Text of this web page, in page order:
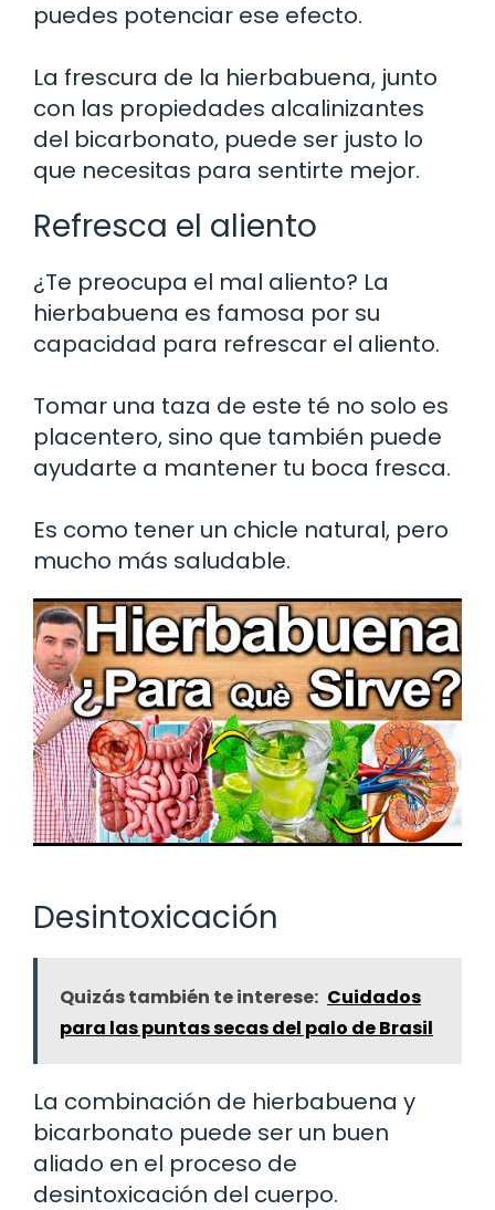
puedes potenciar ese efecto.
La frescura de la hierbabuena, junto
con las propiedades alcalinizantes
del bicarbonato, puede ser justo lo
que necesitas para sentirte mejor.
Refresca el aliento
¿Te preocupa el mal aliento? La
hierbabuena es famosa por su
capacidad para refrescar el aliento.
Tomar una taza de este té no solo es
placentero, sino que también puede
ayudarte a mantener tu boca fresca.
Es como tener un chicle natural, pero
mucho más saludable.
Desintoxicación
Quizás también te interese: Cuidados
para las puntas secas del palo de Brasil
La combinación de hierbabuena y
bicarbonato puede ser un buen
aliado en el proceso de
desintoxicación del cuerpo.